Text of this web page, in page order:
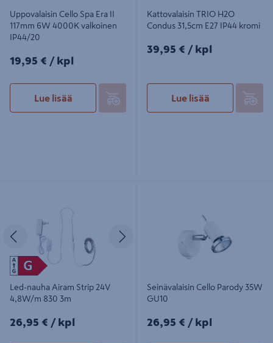
Uppovalaisin Cello Spa Era II
117mm 6W 4000K valkoinen
IP44/20
19,95€/kpl
19,95 € / kpl
Lue lisää
Kattovalaisin TRIO H2O
Condus 31,5cm E27 IP44 kromi
39,95€/kpl
39,95 € / kpl
Lue lisää
Edellinen
Led-nauha Airam Strip 24V
4,8W/m 830 3m
26,95€/kpl
26,95 € / kpl
Seinävalaisin Cello Parody 35W
GU10
26,95€/kpl
26,95 € / kpl